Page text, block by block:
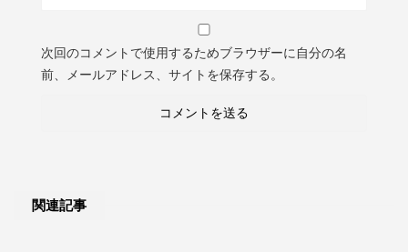
次回のコメントで使用するためブラウザーに自分の名
前、メールアドレス、サイトを保存する。
関連記事